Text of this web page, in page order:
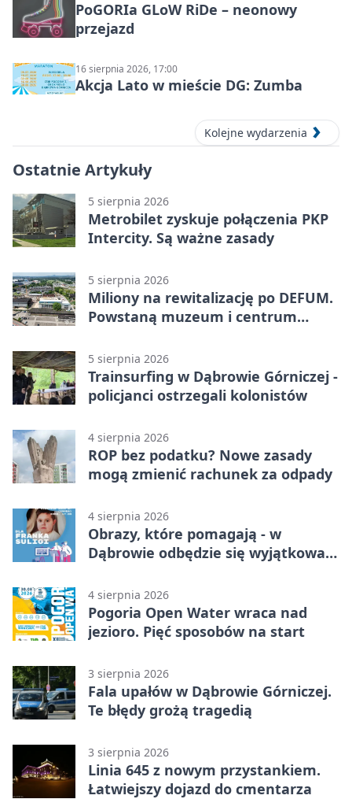
PoGORIa GLoW RiDe – neonowy
przejazd
16 sierpnia 2026, 17:00
Akcja Lato w mieście DG: Zumba
Kolejne wydarzenia
Ostatnie Artykuły
5 sierpnia 2026
Metrobilet zyskuje połączenia PKP
Intercity. Są ważne zasady
5 sierpnia 2026
Miliony na rewitalizację po DEFUM.
Powstaną muzeum i centrum
5 sierpnia 2026
Trainsurfing w Dąbrowie Górniczej -
policjanci ostrzegali kolonistów
4 sierpnia 2026
ROP bez podatku? Nowe zasady
mogą zmienić rachunek za odpady
4 sierpnia 2026
Obrazy, które pomagają - w
Dąbrowie odbędzie się wyjątkowa
4 sierpnia 2026
Pogoria Open Water wraca nad
jezioro. Pięć sposobów na start
3 sierpnia 2026
Fala upałów w Dąbrowie Górniczej.
Te błędy grożą tragedią
3 sierpnia 2026
Linia 645 z nowym przystankiem.
Łatwiejszy dojazd do cmentarza